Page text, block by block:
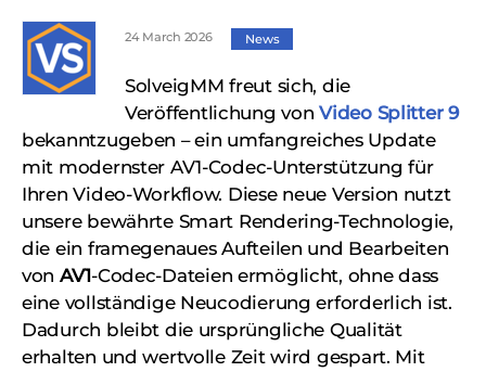
24 March 2026 News
SolveigMM freut sich, die
Veröffentlichung vonVideo Splitter 9
bekanntzugeben – ein umfangreiches Update
mit modernster AV1-Codec-Unterstützung für
Ihren Video-Workflow. Diese neue Version nutzt
unsere bewährte Smart Rendering-Technologie,
die ein framegenaues Aufteilen und Bearbeiten
von AV1-Codec-Dateien ermöglicht, ohne dass
eine vollständige Neucodierung erforderlich ist.
Dadurch bleibt die ursprüngliche Qualität
erhalten und wertvolle Zeit wird gespart. Mit